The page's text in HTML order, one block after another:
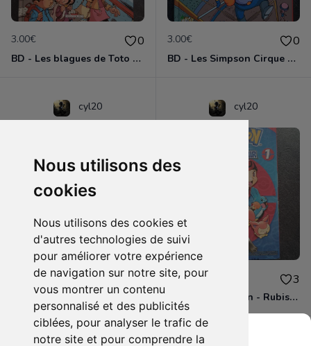
Nous utilisons des
cookies
Nous utilisons des cookies et
d'autres technologies de suivi
pour améliorer votre expérience
de navigation sur notre site, pour
vous montrer un contenu
personnalisé et des publicités
ciblées, pour analyser le trafic de
notre site et pour comprendre la
3.00€ 0
BD - Les blagues de Toto - L'école des vannes - Tome 1
3.00€ 0
BD - Les Simpson Cirque en folie ! - Tome 11
cyl20
3.00€ 0
BD - Les Simpson - Sous les projecteurs - Tome 13
cyl20
4.00€ 3
Manga - Pokémon - Rubis et Saphir - Tome 1